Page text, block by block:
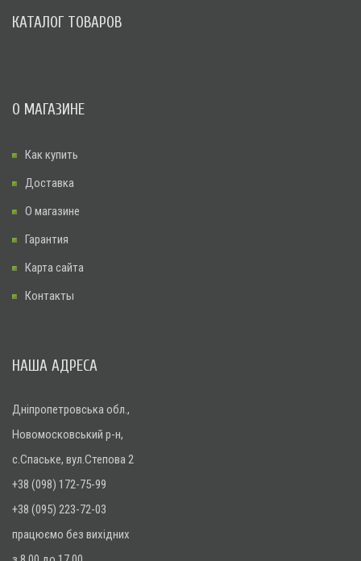
КАТАЛОГ ТОВАРОВ
О МАГАЗИНЕ
Как купить
Доставка
О магазине
Гарантия
Карта сайта
Контакты
НАША АДРЕСА
Дніпропетровська обл.,
Новомосковський р-н,
с.Спаське, вул.Степова 2
+38 (098) 172-75-99
+38 (095) 223-72-03
працюємо без вихідних